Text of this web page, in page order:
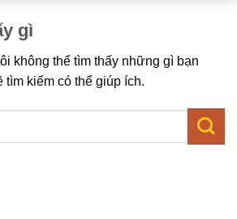
gì
không thể tìm thấy những gì bạn
tìm kiếm có thể giúp ích.